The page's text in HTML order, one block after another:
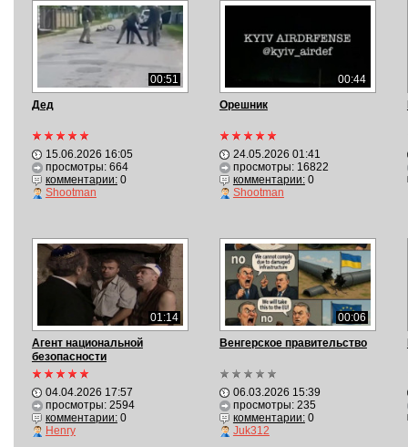
00:51
Дед
15.06.2026 16:05
просмотры: 664
комментарии:0
Shootman
00:44
Орешник
24.05.2026 01:41
просмотры: 16822
комментарии:0
Shootman
01:14
Агент национальной
безопасности
04.04.2026 17:57
просмотры: 2594
комментарии:0
Henry
00:06
Венгерское правительство
06.03.2026 15:39
просмотры: 235
комментарии:0
Juk312